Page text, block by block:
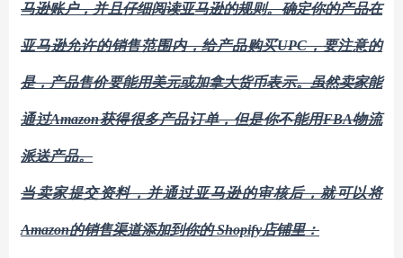
马逊账户，并且仔细阅读亚马逊的规则。确定你的产品在
亚马逊允许的销售范围内，给产品购买UPC，要注意的
是，产品售价要能用美元或加拿大货币表示。虽然卖家能
通过Amazon获得很多产品订单，但是你不能用FBA物流
派送产品。
当卖家提交资料，并通过亚马逊的审核后，就可以将
Amazon的销售渠道添加到你的 Shopify店铺里：